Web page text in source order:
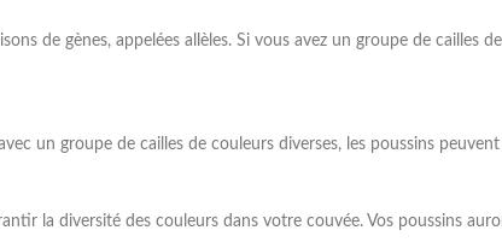
de gènes, appelées allèles. Si vous avez un groupe de cailles
un groupe de cailles de couleurs diverses, les poussins
la diversité des couleurs dans votre couvée. Vos poussins